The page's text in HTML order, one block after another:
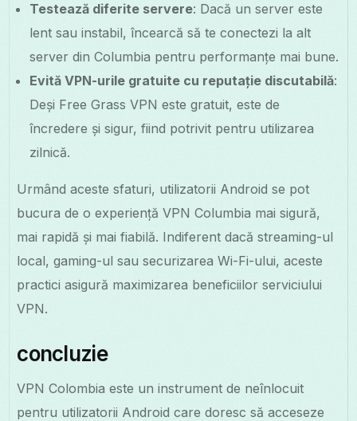
Testează diferite servere: Dacă un server este
lent sau instabil, încearcă să te conectezi la alt
server din Columbia pentru performanțe mai bune.
Evită VPN-urile gratuite cu reputație discutabilă:
Deși Free Grass VPN este gratuit, este de
încredere și sigur, fiind potrivit pentru utilizarea
zilnică.
Urmând aceste sfaturi, utilizatorii Android se pot
bucura de o experiență VPN Columbia mai sigură,
mai rapidă și mai fiabilă. Indiferent dacă streaming-ul
local, gaming-ul sau securizarea Wi-Fi-ului, aceste
practici asigură maximizarea beneficiilor serviciului
VPN.
concluzie
VPN Colombia este un instrument de neînlocuit
pentru utilizatorii Android care doresc să acceseze